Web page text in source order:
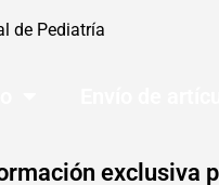
de Pediatría
exclusiva